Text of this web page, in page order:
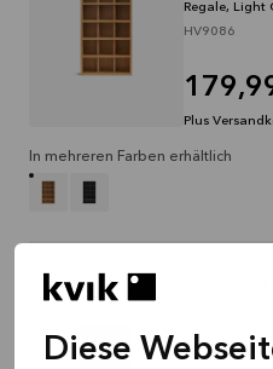
Diese
Regale, Light
HV9086
Plus
In mehreren Farben erhältlich
Regale, Dark